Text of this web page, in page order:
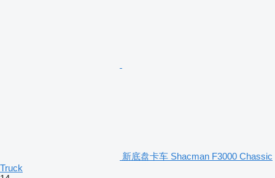
新底盘卡车 Shacman F3000 Chassic
Truck